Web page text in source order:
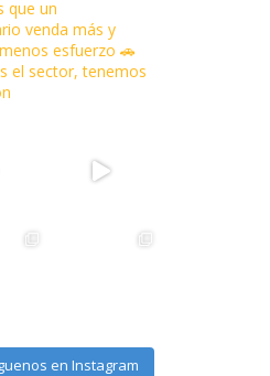
que un
venda más y
esfuerzo 🚗
el sector, tenemos
en Instagram